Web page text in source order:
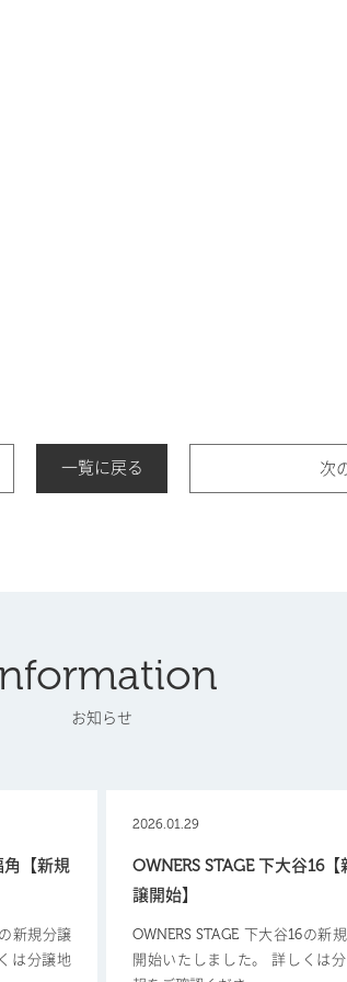
一覧に戻る 次
お知らせ
角【新規
新規分譲
は分譲地
2026.01.29
OWNERS STAGE 下大谷16
譲開始】
OWNERS STAGE 下大谷16の新
開始いたしました。 詳しくは